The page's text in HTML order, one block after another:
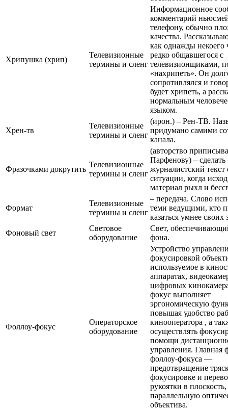
Хрипушка (хрип)
Телевизионные
термины и сленг
Информационное
комментарий
телефону, обычно
качества.
как однажды некоего
редко общавшегося с
телевизионщиками,
«нахрипеть». Он
сопротивлялся и
будет хрипеть, а
нормальным
языком.
Хрен-тв
Телевизионные
термины и сленг
(ирон.) – Рен-ТВ.
придумано самими
канала.
Фразочками докрутить
Телевизионные
термины и сленг
(авторство
Парфенову) – сделать
журналистский текст
ситуации, когда
материал рыхл и
Формат
Телевизионные
термины и сленг
– передача. Слово
теми ведущими, кто
казаться умнее своих
Фоновый свет
Световое
оборудование
Свет,
фона.
Фоллоу-фокус
Операторское
оборудование
Устройство
фокусировкой
используемое в
аппаратах,
цифровых
фокус выполняет
эргономическую
повышая удобство
кинооператора , а
осуществлять
помощи
управления. Главная
фоллоу-фокуса —
предотвращение
фокусировке и
рукоятки в плоскость,
параллельную
объектива.